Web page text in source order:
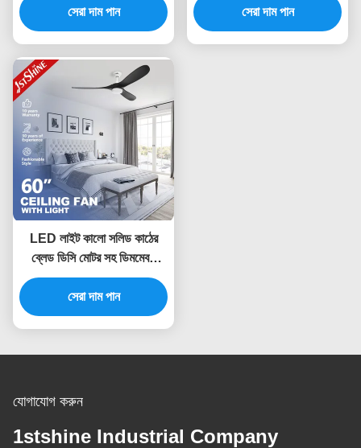
সেরা দাম পান
সেরা দাম পান
LED লাইট কালো সলিড কাঠের
ব্লেড ডিসি মোটর সহ ডিমমেবল
LED সিলিং ফ্যান
সেরা দাম পান
যোগাযোগ করুন
1stshine Industrial Company